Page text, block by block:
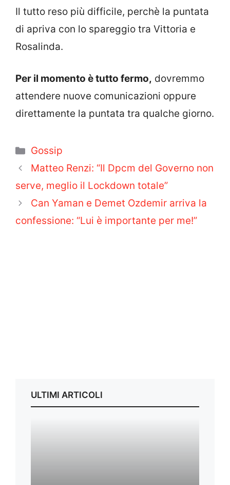
Il tutto reso più difficile, perchè la puntata
di apriva con lo spareggio tra Vittoria e
Rosalinda.
Per il momento è tutto fermo, dovremmo
attendere nuove comunicazioni oppure
direttamente la puntata tra qualche giorno.
Categorie
Gossip
Matteo Renzi: “Il Dpcm del Governo non
serve, meglio il Lockdown totale”
Can Yaman e Demet Ozdemir arriva la
confessione: “Lui è importante per me!”
ULTIMI ARTICOLI